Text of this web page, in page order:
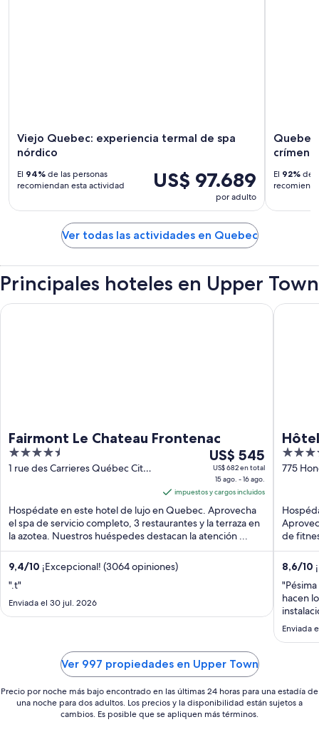
Viejo Quebec: experiencia termal de spa
nórdico
US$ 97.689
por adulto
El 94% de las personas
recomiendan esta actividad
El 92% de
Ver todas las actividades en Quebec
Principales hoteles en Upper Town
Fairmont Le Chateau Frontenac
4.5
out
1 rue des Carrieres Québec City
Del
15
ago
al
16
ago,
el
de
US$ 545
US$ 682 en total
15 ago. - 16 ago.
impuestos y cargos incluidos
Hospédate en este hotel de lujo en Quebec. Aprovecha
el spa de servicio completo, 3 restaurantes y la terraza en
la azotea. Nuestros huéspedes destacan la atención ...
9,4/10 ¡Excepcional! (3064 opiniones)
".t"
Enviada el 30 jul. 2026
Fairmont Le Chateau Frontenac
JARO
4
out
775
de
...
8,6/10
hacen
Enviada
Hôtel
Ver 997 propiedades en Upper Town
Precio por noche más bajo encontrado en las últimas 24 horas para una estadía de
una noche para dos adultos. Los precios y la disponibilidad están sujetos a
cambios. Es posible que se apliquen más términos.